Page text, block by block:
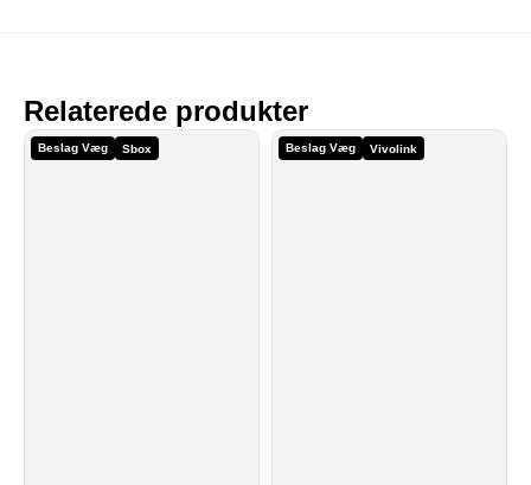
Relaterede produkter
Beslag Væg Sbox Beslag Væg Vivolink